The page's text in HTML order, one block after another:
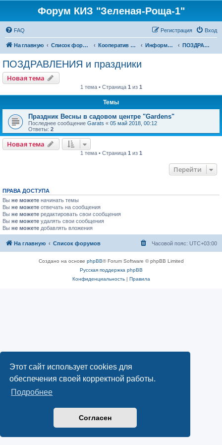
Этот сайт использует cookies для
обеспечения своей корректной работы.
Подробнее
Согласен
Форум КИЗ "Зеленая-Роща-1"
FAQ Вход
Регистрация
На главную Список форумов Кооператив "Зеленая Роща-1" Информация ПОЗДРАВЛЕНИЯ и праздники
ПОЗДРАВЛЕНИЯ и праздники
Новая тема
1 тема • Страница 1 из 1
Темы
Праздник Весны в садовом центре "Gardens"
Последнее сообщение Garats « 05 май 2018, 00:12
Ответы: 2
Новая тема
1 тема • Страница 1 из 1
Перейти
ПРАВА ДОСТУПА
Вы не можете начинать темы
Вы не можете отвечать на сообщения
Вы не можете редактировать свои сообщения
Вы не можете удалять свои сообщения
Вы не можете добавлять вложения
На главную Список форумов Часовой пояс: UTC+03:00
Создано на основе phpBB® Forum Software © phpBB Limited
Русская поддержка phpBB
Конфиденциальность| Правила